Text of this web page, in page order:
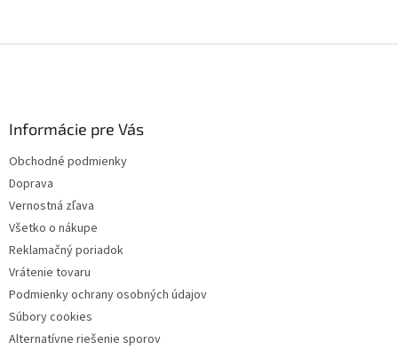
Informácie pre Vás
Obchodné podmienky
Doprava
Vernostná zľava
Všetko o nákupe
Reklamačný poriadok
Vrátenie tovaru
Podmienky ochrany osobných údajov
Súbory cookies
Alternatívne riešenie sporov